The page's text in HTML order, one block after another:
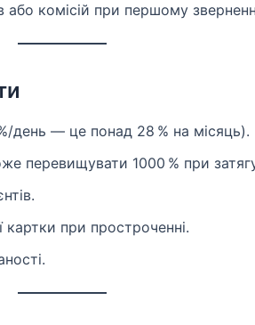
або комісій при першому
день — це понад 28 % на місяць).
перевищувати 1000 % при
картки при простроченні.